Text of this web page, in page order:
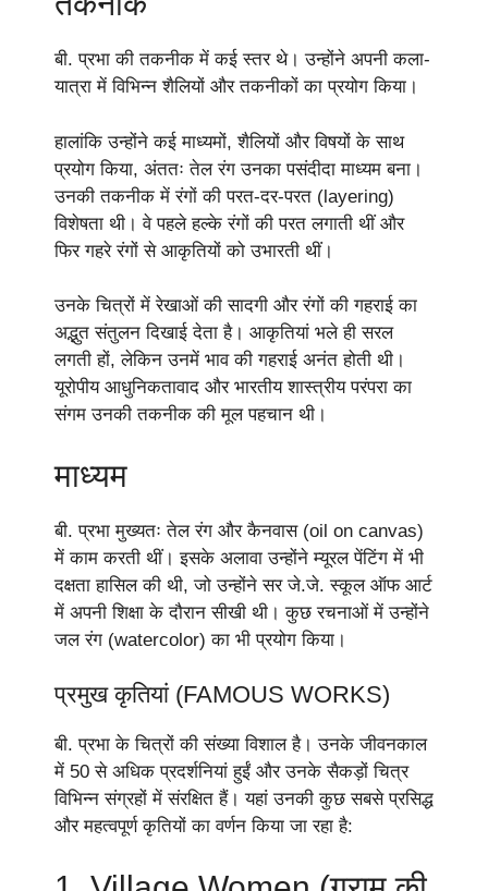
बी. प्रभा की तकनीक में कई स्तर थे। उन्होंने अपनी कला-
यात्रा में विभिन्न शैलियों और तकनीकों का प्रयोग किया।
हालांकि उन्होंने कई माध्यमों, शैलियों और विषयों के साथ
प्रयोग किया, अंततः तेल रंग उनका पसंदीदा माध्यम बना।
उनकी तकनीक में रंगों की परत-दर-परत (layering)
विशेषता थी। वे पहले हल्के रंगों की परत लगाती थीं और
फिर गहरे रंगों से आकृतियों को उभारती थीं।
उनके चित्रों में रेखाओं की सादगी और रंगों की गहराई का
अद्भुत संतुलन दिखाई देता है। आकृतियां भले ही सरल
लगती हों, लेकिन उनमें भाव की गहराई अनंत होती थी।
यूरोपीय आधुनिकतावाद और भारतीय शास्त्रीय परंपरा का
संगम उनकी तकनीक की मूल पहचान थी।
माध्यम
बी. प्रभा मुख्यतः तेल रंग और कैनवास (oil on canvas)
में काम करती थीं। इसके अलावा उन्होंने म्यूरल पेंटिंग में भी
दक्षता हासिल की थी, जो उन्होंने सर जे.जे. स्कूल ऑफ आर्ट
में अपनी शिक्षा के दौरान सीखी थी। कुछ रचनाओं में उन्होंने
जल रंग (watercolor) का भी प्रयोग किया।
प्रमुख कृतियां (FAMOUS WORKS)
बी. प्रभा के चित्रों की संख्या विशाल है। उनके जीवनकाल
में 50 से अधिक प्रदर्शनियां हुईं और उनके सैकड़ों चित्र
विभिन्न संग्रहों में संरक्षित हैं। यहां उनकी कुछ सबसे प्रसिद्ध
और महत्वपूर्ण कृतियों का वर्णन किया जा रहा है: